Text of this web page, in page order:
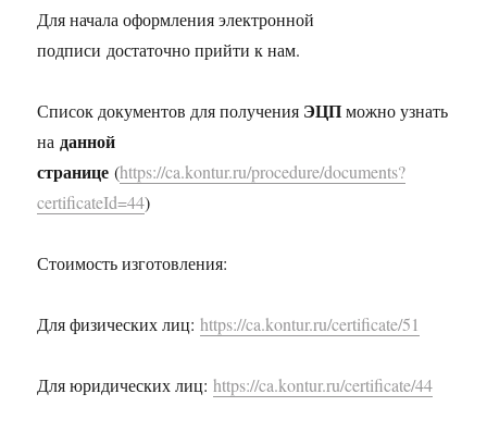
Для начала оформления электронной
подписи достаточно прийти к нам.
Список документов для получения ЭЦПможно узнать
на данной
странице (https://ca.kontur.ru/procedure/documents?
certificateId=44)
Стоимость изготовления:
Для физических лиц:https://ca.kontur.ru/certificate/51
Для юридических лиц:https://ca.kontur.ru/certificate/44